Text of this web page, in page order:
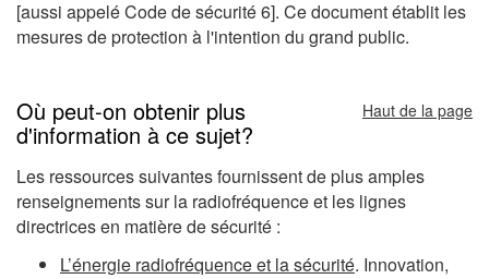
[aussi appelé Code de sécurité 6]. Ce document établit les
mesures de protection à l'intention du grand public.
Où peut-on obtenir plus
d'information à ce sujet?
Haut de la page
Les ressources suivantes fournissent de plus amples
renseignements sur la radiofréquence et les lignes
directrices en matière de sécurité :
L’énergie radiofréquence et la sécurité. Innovation,